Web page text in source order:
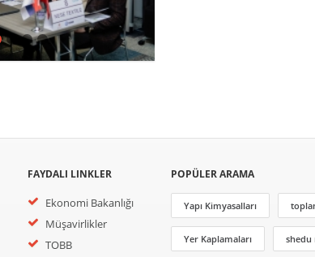
FAYDALI LINKLER
Ekonomi Bakanlığı
Müşavirlikler
TOBB
POPÜLER ARAMA
Yapı Kimyasalları
Yer Kaplamaları